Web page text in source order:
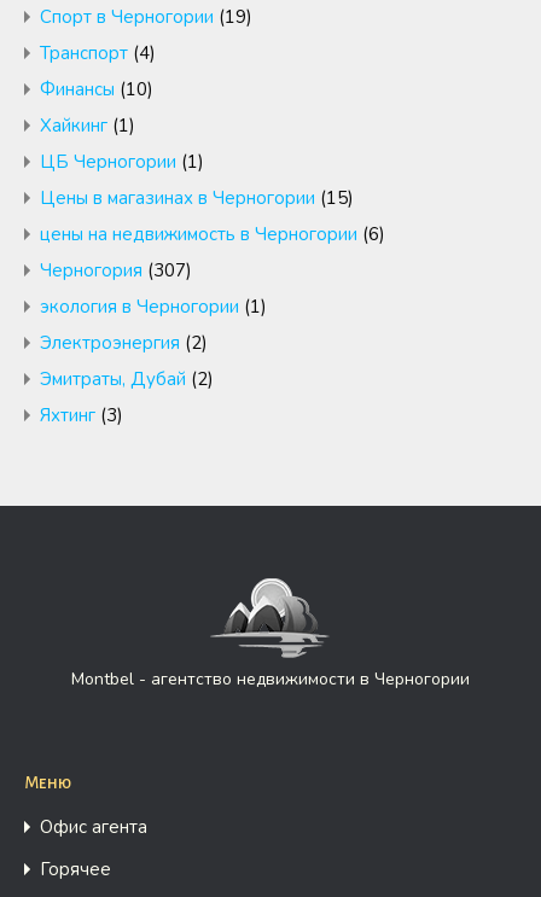
Спорт в Черногории (19)
Транспорт (4)
Финансы (10)
Хайкинг (1)
ЦБ Черногории (1)
Цены в магазинах в Черногории (15)
цены на недвижимость в Черногории (6)
Черногория (307)
экология в Черногории (1)
Электроэнергия (2)
Эмитраты, Дубай (2)
Яхтинг (3)
Montbel - агентство недвижимости в Черногории
Меню
Офис агента
Горячее